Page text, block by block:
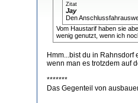
Zitat
Jay
Den
Vom Haustarif haben sie
wenig genutzt, wenn ich
Hmm...bist du in
wenn man es trotzdem auf
*******
Das Gegenteil von